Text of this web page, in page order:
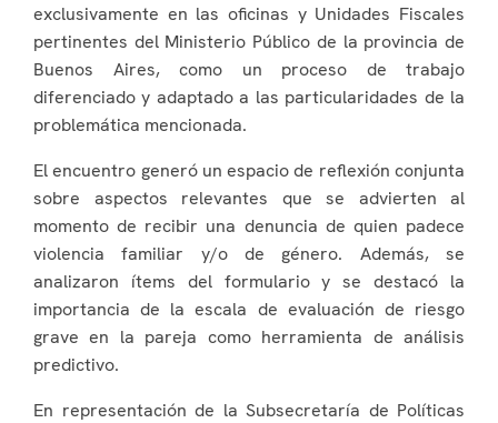
exclusivamente en las oficinas y Unidades Fiscales
pertinentes del Ministerio Público de la provincia de
Buenos Aires, como un proceso de trabajo
diferenciado y adaptado a las particularidades de la
problemática mencionada.
El encuentro generó un espacio de reflexión conjunta
sobre aspectos relevantes que se advierten al
momento de recibir una denuncia de quien padece
violencia familiar y/o de género. Además, se
analizaron ítems del formulario y se destacó la
importancia de la escala de evaluación de riesgo
grave en la pareja como herramienta de análisis
predictivo.
En representación de la Subsecretaría de Políticas